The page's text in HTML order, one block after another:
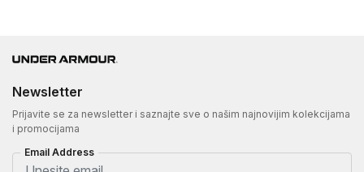
Newsletter
Prijavite se za newsletter i saznajte sve o našim najnovijim kolekcijama
i promocijama
Email Address